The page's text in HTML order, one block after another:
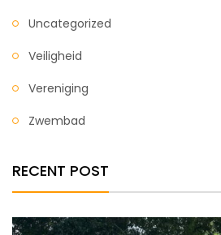
Uncategorized
Veiligheid
Vereniging
Zwembad
RECENT POST